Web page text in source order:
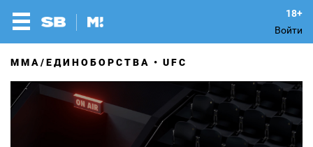
Войти
MMA/ЕДИНОБОРСТВА UFC